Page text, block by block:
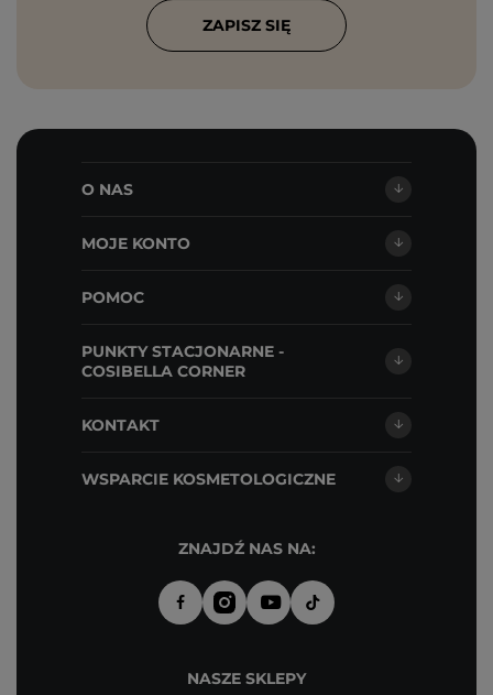
ZAPISZ SIĘ
O NAS
MOJE KONTO
POMOC
PUNKTY STACJONARNE -
COSIBELLA CORNER
KONTAKT
WSPARCIE KOSMETOLOGICZNE
ZNAJDŹ NAS NA:
NASZE SKLEPY